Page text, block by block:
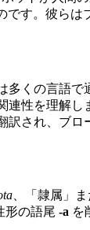
す。彼ら
多くの言語で
性を理解し
訳され、ブ
、「隷属」
形の語尾 -a を